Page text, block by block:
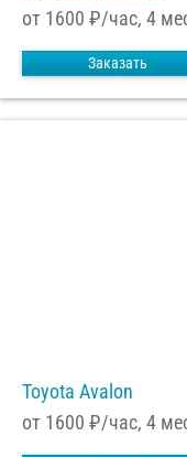
от 1600 ₽/час, 4
Заказать
Toyota Avalon
от 1600 ₽/час, 4